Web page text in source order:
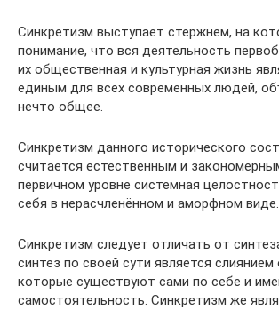
Синкретизм выступает стержнем, на
понимание, что вся деятельность
их общественная и культурная жизнь
единым для всех современных людей,
нечто общее.
Синкретизм данного исторического
считается естественным и
первичном уровне системная
себя в нерасчленённом и аморфном виде.
Синкретизм следует отличать от
синтез по своей сути является
которые существуют сами по себе и
самостоятельность. Синкретизм же